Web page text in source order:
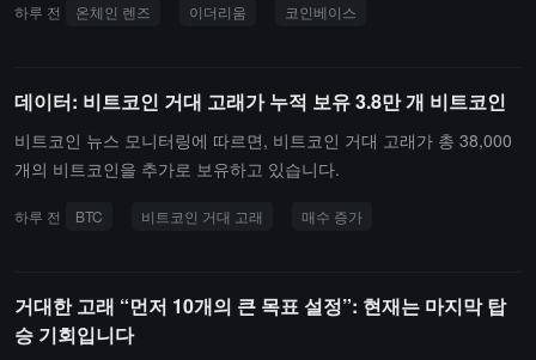
소로 전송했으며, 그 가치는 약 6994만 달러입니다. 해당 고래의 이
하루 전 온체인 렌즈 이더리움 코인베이스
데이터: 비트코인 거대 고래가 누적 보유 3.8만 개 비트코인
비트코인 뉴스 모니터링에 따르면, 비트코인 거대 고래가 총 38,000
개의 비트코인을 추가로 보유하고 있습니다.
하루 전 BTC 비트코인 거대 고래 매수 증가
거대한 고래 “먼저 10개의 큰 목표 설정”: 현재는 마지막 탑
승 기회입니다